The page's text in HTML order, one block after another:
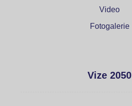
Video
Fotogalerie
Vize 2050